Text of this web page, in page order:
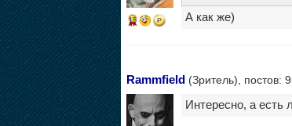
15 А как же)
Rammfield (Зритель), постов:
Интересно, а есть